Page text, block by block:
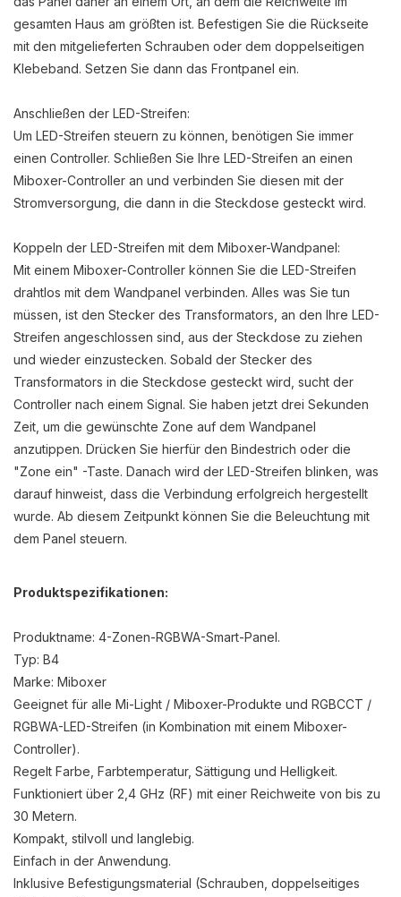
gesamten Haus am größten ist. Befestigen Sie die Rückseite
mit den mitgelieferten Schrauben oder dem doppelseitigen
Klebeband. Setzen Sie dann das Frontpanel ein.
Anschließen der LED-Streifen:
Um LED-Streifen steuern zu können, benötigen Sie immer
einen Controller. Schließen Sie Ihre LED-Streifen an einen
Miboxer-Controller an und verbinden Sie diesen mit der
Stromversorgung, die dann in die Steckdose gesteckt wird.
Koppeln der LED-Streifen mit dem Miboxer-Wandpanel:
Mit einem Miboxer-Controller können Sie die LED-Streifen
drahtlos mit dem Wandpanel verbinden. Alles was Sie tun
müssen, ist den Stecker des Transformators, an den Ihre LED-
Streifen angeschlossen sind, aus der Steckdose zu ziehen
und wieder einzustecken. Sobald der Stecker des
Transformators in die Steckdose gesteckt wird, sucht der
Controller nach einem Signal. Sie haben jetzt drei Sekunden
Zeit, um die gewünschte Zone auf dem Wandpanel
anzutippen. Drücken Sie hierfür den Bindestrich oder die
"Zone ein" -Taste. Danach wird der LED-Streifen blinken, was
darauf hinweist, dass die Verbindung erfolgreich hergestellt
wurde. Ab diesem Zeitpunkt können Sie die Beleuchtung mit
dem Panel steuern.
Produktspezifikationen:
Produktname: 4-Zonen-RGBWA-Smart-Panel.
Typ: B4
Marke: Miboxer
Geeignet für alle Mi-Light / Miboxer-Produkte und RGBCCT /
RGBWA-LED-Streifen (in Kombination mit einem Miboxer-
Controller).
Regelt Farbe, Farbtemperatur, Sättigung und Helligkeit.
Funktioniert über 2,4 GHz (RF) mit einer Reichweite von bis zu
30 Metern.
Kompakt, stilvoll und langlebig.
Einfach in der Anwendung.
Inklusive Befestigungsmaterial (Schrauben, doppelseitiges